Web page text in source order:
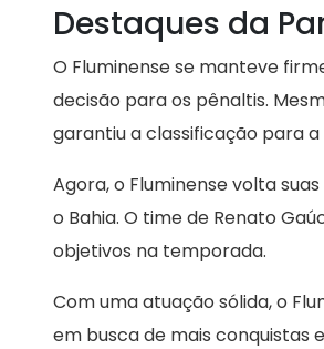
Destaques da
O Fluminense se manteve
decisão para os pênaltis.
garantiu a classificação para
Agora, o Fluminense volta
o Bahia. O time de Renato
objetivos na temporada.
Com uma atuação sólida, o
em busca de mais conquistas